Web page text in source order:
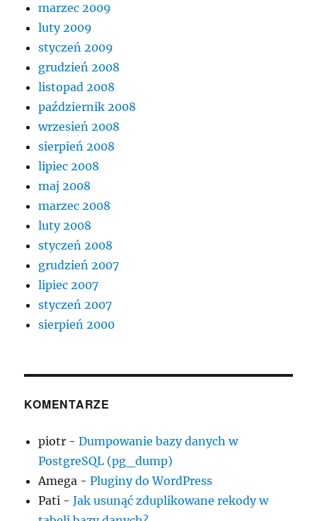
marzec 2009
luty 2009
styczeń 2009
grudzień 2008
listopad 2008
październik 2008
wrzesień 2008
sierpień 2008
lipiec 2008
maj 2008
marzec 2008
luty 2008
styczeń 2008
grudzień 2007
lipiec 2007
styczeń 2007
sierpień 2000
KOMENTARZE
piotr -Dumpowanie bazy danych w
PostgreSQL (pg_dump)
Amega -Pluginy do WordPress
Pati -Jak usunąć zduplikowane rekody w